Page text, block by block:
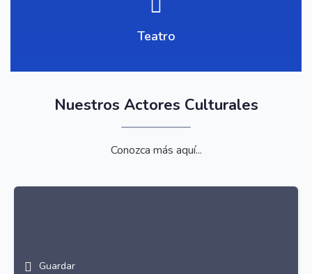
Teatro
Nuestros Actores Culturales
Conozca más aquí...
Guardar